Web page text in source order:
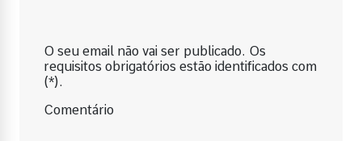
O seu email não vai ser publicado. Os
requisitos obrigatórios estão identificados com
(*).
Comentário